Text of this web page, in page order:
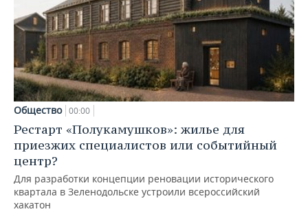
Общество 00:00
Рестарт «Полукамушков»: жилье для
приезжих специалистов или событийный
центр?
Для разработки концепции реновации исторического
квартала в Зеленодольске устроили всероссийский
хакатон